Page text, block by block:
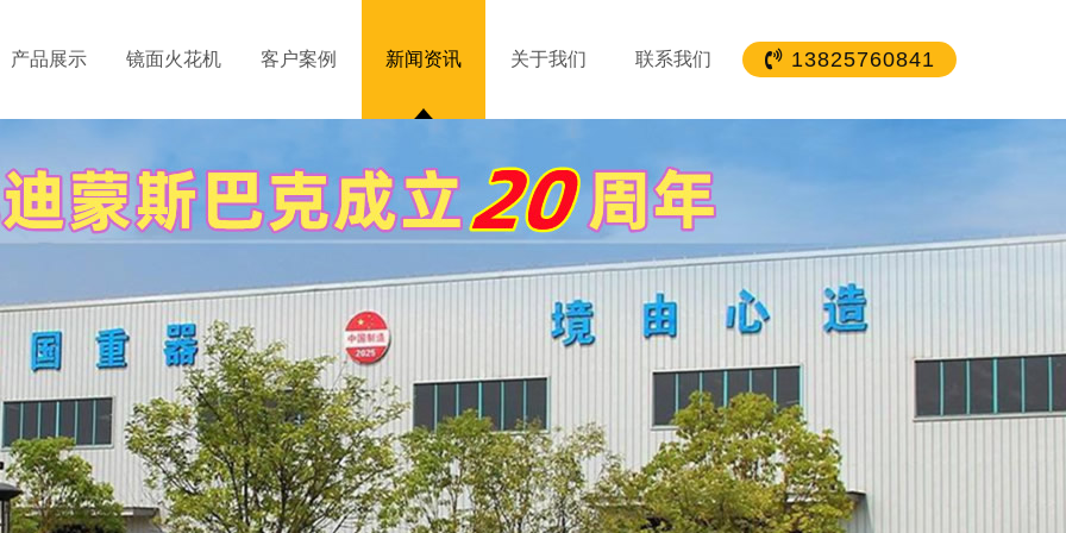
13825760841
产品展示 镜面火花机 客户案例 新闻资讯 关于我们 联系我们